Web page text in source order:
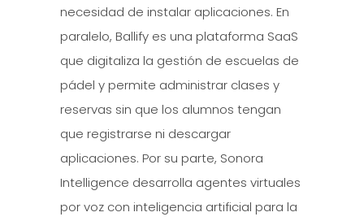
necesidad de instalar aplicaciones. En
paralelo, Ballify es una plataforma SaaS
que digitaliza la gestión de escuelas de
pádel y permite administrar clases y
reservas sin que los alumnos tengan
que registrarse ni descargar
aplicaciones. Por su parte, Sonora
Intelligence desarrolla agentes virtuales
por voz con inteligencia artificial para la